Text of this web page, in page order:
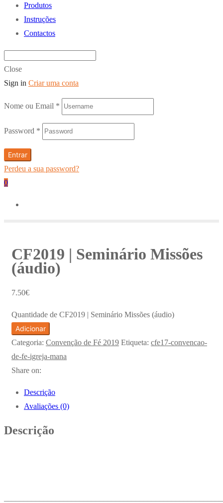
Produtos
Instruções
Contactos
Close
Sign in Criar uma conta
Nome ou Email *
Password *
Entrar
Perdeu a sua password?
0
CF2019 | Seminário Missões
(áudio)
7.50€
Quantidade de CF2019 | Seminário Missões (áudio)
Adicionar
Categoria: Convenção de Fé 2019 Etiqueta: cfe17-convencao-
de-fe-igreja-mana
Share on:
Descrição
Avaliações (0)
Descrição